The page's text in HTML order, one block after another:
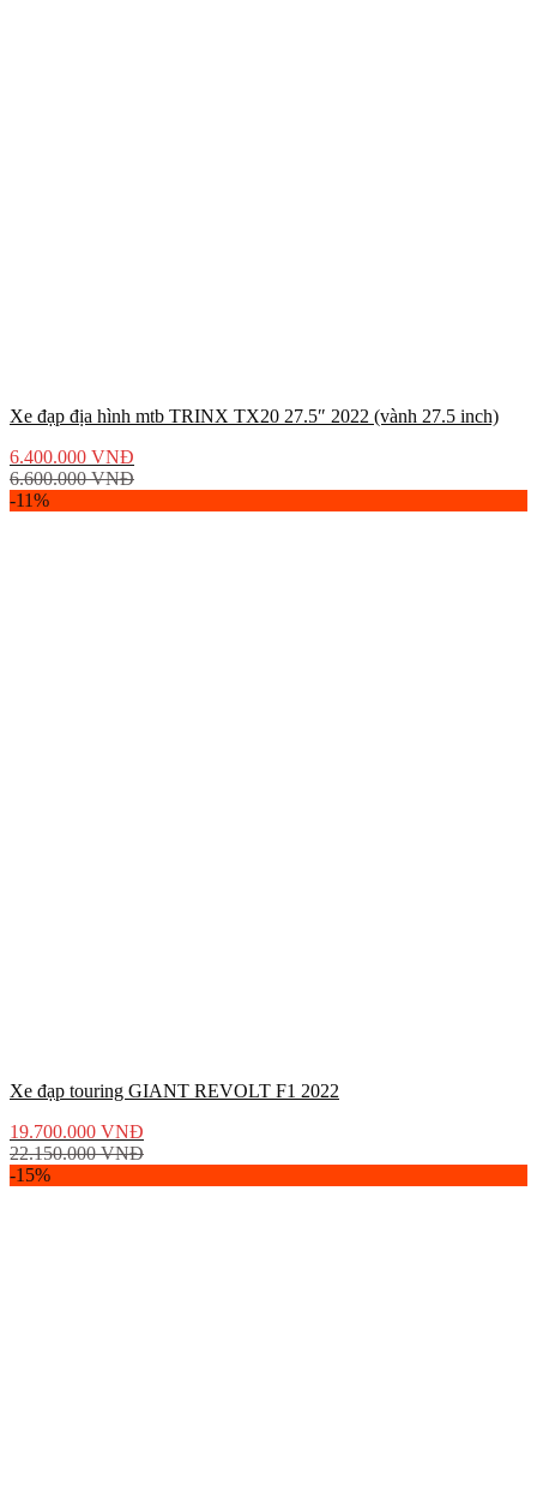
Xe đạp địa hình mtb TRINX TX20 27.5″ 2022 (vành 27.5 inch)
6.400.000 VNĐ
6.600.000VNĐ
-11%
Xe đạp touring GIANT REVOLT F1 2022
19.700.000 VNĐ
22.150.000VNĐ
-15%